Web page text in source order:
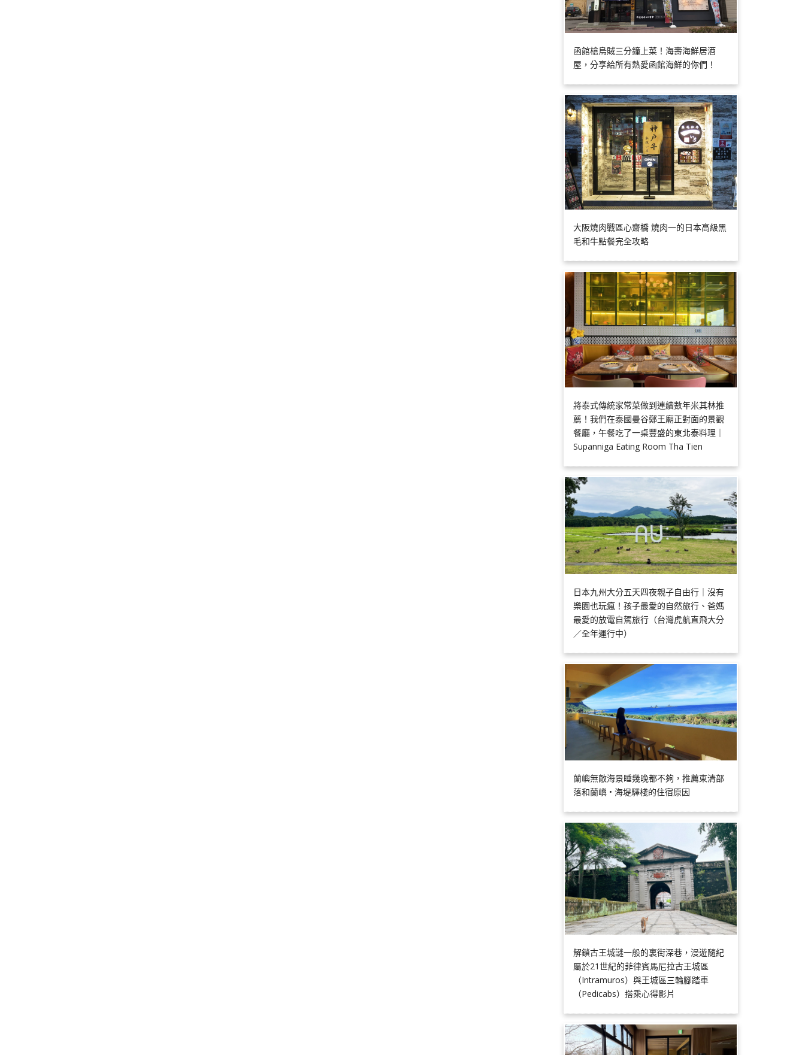
函館槍烏賊三分鐘上菜！海壽海鮮居酒
屋，分享給所有熱愛函館海鮮的你們！
大阪燒肉戰區心齋橋 燒肉一的日本高級黑
毛和牛點餐完全攻略
將泰式傳統家常菜做到連續數年米其林推
薦！我們在泰國曼谷鄭王廟正對面的景觀
餐廳，午餐吃了一桌豐盛的東北泰料理｜
Supanniga Eating Room Tha Tien
日本九州大分五天四夜親子自由行｜沒有
樂園也玩瘋！孩子最愛的自然旅行、爸媽
最愛的放電自駕旅行（台灣虎航直飛大分
／全年運行中）
蘭嶼無敵海景睡幾晚都不夠，推薦東清部
落和蘭嶼 • 海堤驛棧的住宿原因
解鎖古王城謎一般的裏街深巷，漫遊隨紀
屬於21世紀的菲律賓馬尼拉古王城區
（Intramuros）與王城區三輪腳踏車
（Pedicabs）搭乘心得影片